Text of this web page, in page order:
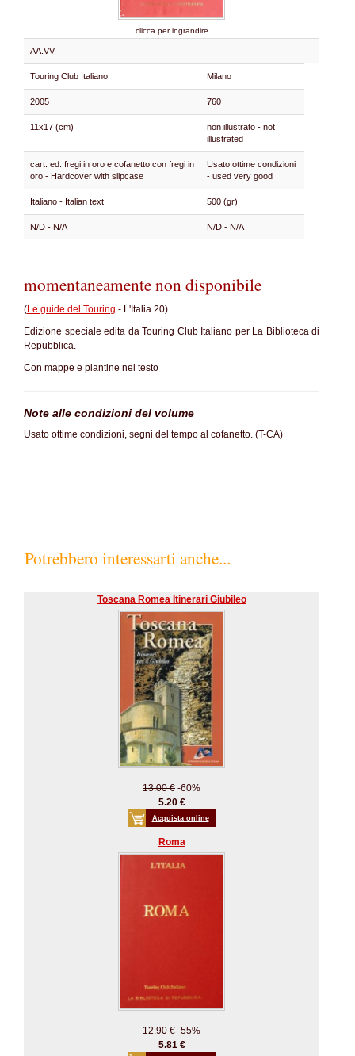
clicca per ingrandire
AA.VV.
Touring Club Italiano Milano
2005 760
11x17 (cm)
non illustrato - not
illustrated
cart. ed. fregi in oro e cofanetto con fregi in
oro - Hardcover with slipcase
Usato ottime condizioni
- used very good
Italiano - Italian text 500 (gr)
N/D - N/A N/D - N/A
momentaneamente non disponibile
(Le guide del Touring - L'Italia 20).
Edizione speciale edita da Touring Club Italiano per La Biblioteca di
Repubblica.
Con mappe e piantine nel testo
Note alle condizioni del volume
Usato ottime condizioni, segni del tempo al cofanetto. (T-CA)
Potrebbero interessarti anche...
Toscana Romea Itinerari Giubileo
13.00 € -60%
5.20 €
Acquista online
Roma
12.90 € -55%
5.81 €